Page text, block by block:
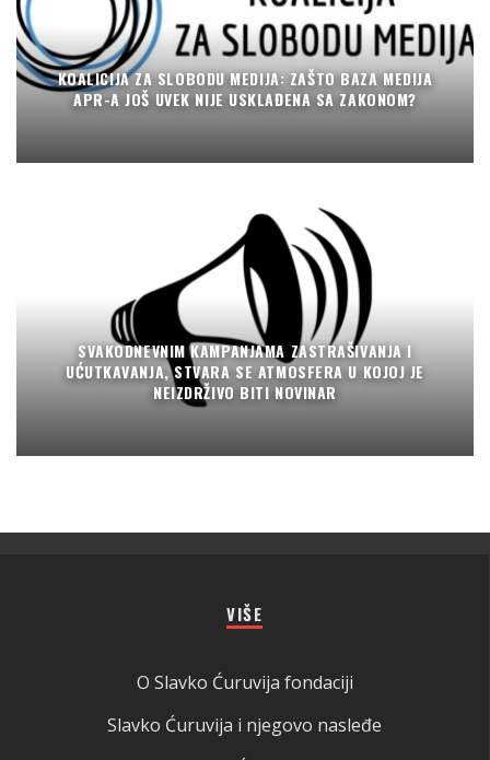
KOALICIJA ZA SLOBODU MEDIJA: ZAŠTO BAZA MEDIJA
APR-A JOŠ UVEK NIJE USKLAĐENA SA ZAKONOM?
SVAKODNEVNIM KAMPANJAMA ZASTRAŠIVANJA I
UĆUTKAVANJA, STVARA SE ATMOSFERA U KOJOJ JE
NEIZDRŽIVO BITI NOVINAR
VIŠE
O Slavko Ćuruvija fondaciji
Slavko Ćuruvija i njegovo nasleđe